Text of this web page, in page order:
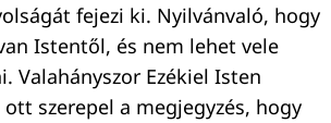
fejezi ki. Nyilvánvaló, hogy
Istentől, és nem lehet vele
Valahányszor Ezékiel Isten
szerepel a megjegyzés, hogy